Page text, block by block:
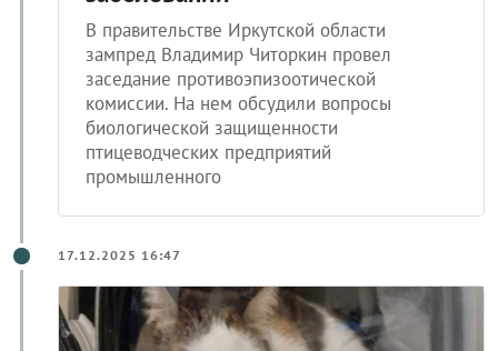
В правительстве Иркутской области
зампред Владимир Читоркин провел
заседание противоэпизоотической
комиссии. На нем обсудили вопросы
биологической защищенности
птицеводческих предприятий